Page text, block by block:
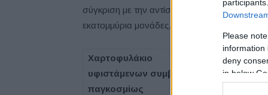
Please
information
deny
in below
σύγκριση με την αντίστοιχη περσινή
εκατομμύρια μονάδες.
Χαρτοφυλάκιο
υφιστάμενων συμβάσεων
παγκοσμίως